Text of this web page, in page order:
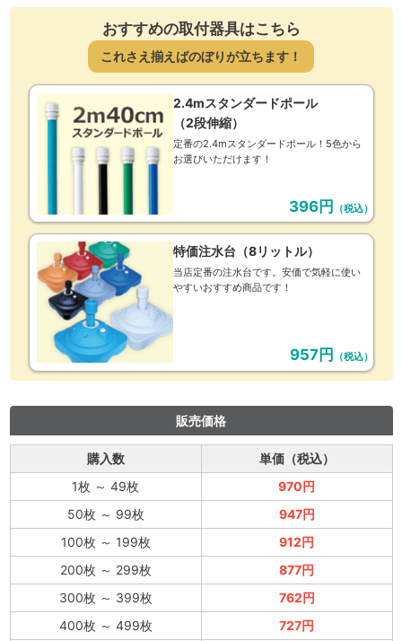
おすすめの取付器具はこちら
これさえ揃えばのぼりが立ちます！
2.4mスタンダードポール
（2段伸縮）
定番の2.4mスタンダードポール！5色から
お選びいただけます！
396円 （税込）
特価注水台（8リットル）
当店定番の注水台です。安価で気軽に使い
やすいおすすめ商品です！
957円 （税込）
販売価格
購入数
単価（税込）
1枚 ～ 49枚
970円
50枚 ～ 99枚
947円
100枚 ～ 199枚
912円
200枚 ～ 299枚
877円
300枚 ～ 399枚
762円
400枚 ～ 499枚
727円